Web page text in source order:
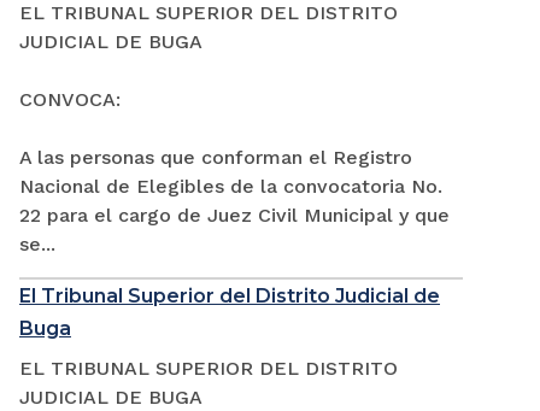
EL TRIBUNAL SUPERIOR DEL DISTRITO
JUDICIAL DE BUGA
CONVOCA:
A las personas que conforman el Registro
Nacional de Elegibles de la convocatoria No.
22 para el cargo de Juez Civil Municipal y que
se...
El Tribunal Superior del Distrito Judicial de
Buga
EL TRIBUNAL SUPERIOR DEL DISTRITO
JUDICIAL DE BUGA